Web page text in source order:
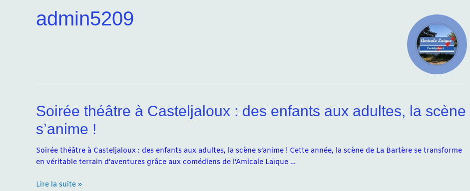
admin5209
Soirée théâtre à Casteljaloux : des enfants aux adultes, la scène
s’anime !
Soirée théâtre à Casteljaloux : des enfants aux adultes, la scène s’anime ! Cette année, la scène de La Bartère se transforme
en véritable terrain d’aventures grâce aux comédiens de l’Amicale Laïque …
Soirée
Lire la suite »